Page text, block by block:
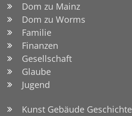
Dom zu Mainz
Dom zu Worms
Familie
Finanzen
Gesellschaft
Glaube
Jugend
Kunst Gebäude Geschichte